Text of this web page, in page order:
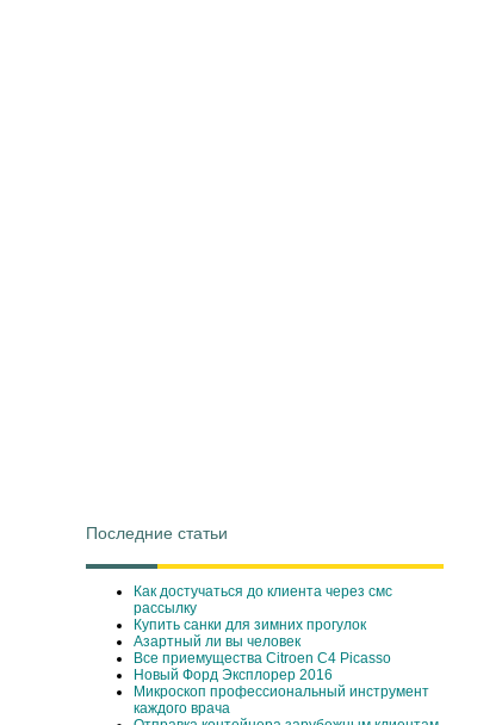
Последние статьи
Как достучаться до клиента через смс
рассылку
Купить санки для зимних прогулок
Азартный ли вы человек
Все приемущества Сitroen C4 Picasso
Новый Форд Эксплорер 2016
Микроскоп профессиональный инструмент
каждого врача